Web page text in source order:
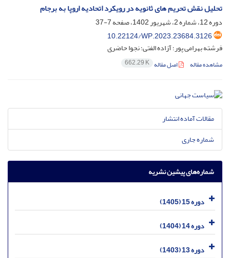
تحلیل نقش تحریم های ثانویه در رویکرد اتحادیه اروپا به برجام
دوره 12، شماره 2، شهریور 1402، صفحه
7-37
10.22124/WP.2023.23684.3126
فرشته بهرامی پور؛ آزاده الفتی؛ نجوا حاضری
مشاهده مقاله اصل مقاله 662.29 K
مقالات آماده انتشار
شماره جاری
شماره‌های پیشین نشریه
دوره 15 (1405)
دوره 14 (1404)
دوره 13 (1403)